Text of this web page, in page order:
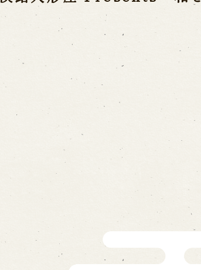
問
メールでお問い合わせ
い合わせ
メールフォームから予約